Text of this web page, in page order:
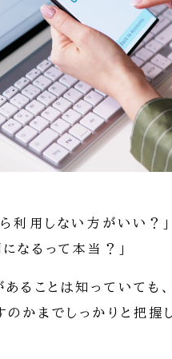
利用しない方がいい？」
なるって本当？」
ることは知っていても
のかまでしっかりと把握